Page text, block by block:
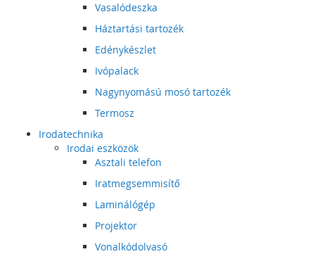
Vasalódeszka
Háztartási tartozék
Edénykészlet
Ivópalack
Nagynyomású mosó tartozék
Termosz
Irodatechnika
Irodai eszközök
Asztali telefon
Iratmegsemmisítő
Laminálógép
Projektor
Vonalkódolvasó